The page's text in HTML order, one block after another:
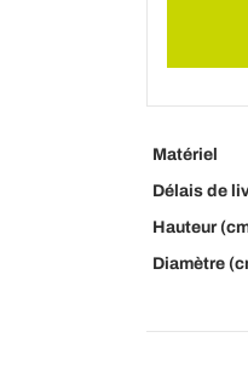
Matériel
Délais de
Hauteur
Diamètre